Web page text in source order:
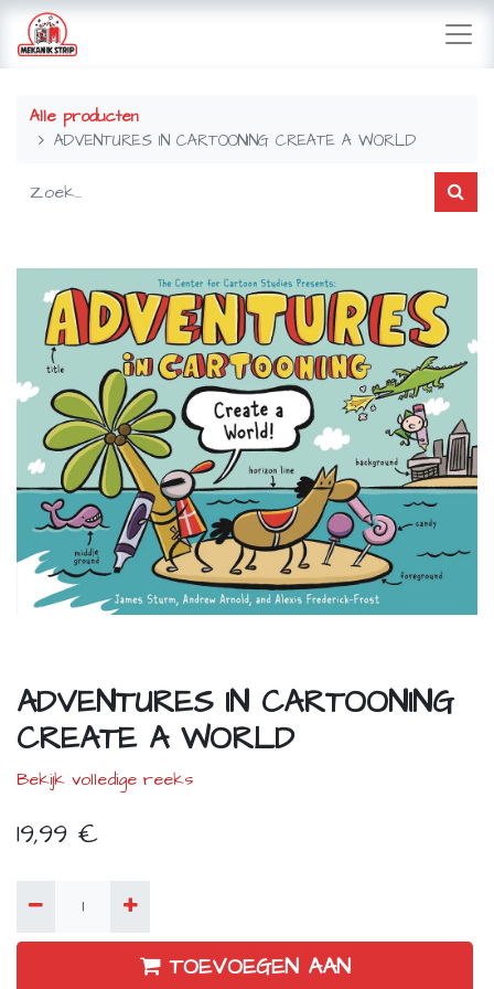
Alle producten
ADVENTURES IN CARTOONING CREATE A WORLD
ADVENTURES IN CARTOONING
CREATE A WORLD
Bekijk volledige reeks
19,99 €
TOEVOEGEN AAN